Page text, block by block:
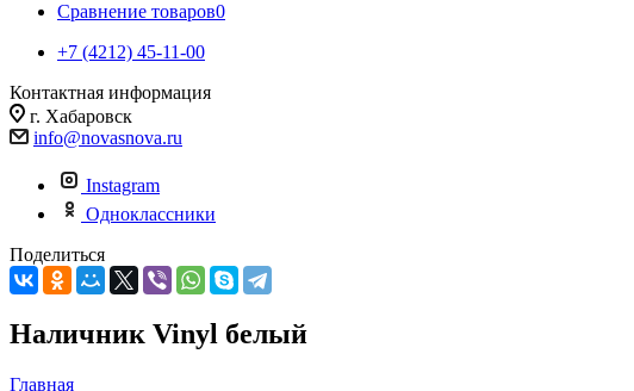
Сравнение товаров0
+7 (4212) 45-11-00
Контактная информация
г. Хабаровск
info@novasnova.ru
Instagram
Одноклассники
Поделиться
Наличник Vinyl белый
Главная